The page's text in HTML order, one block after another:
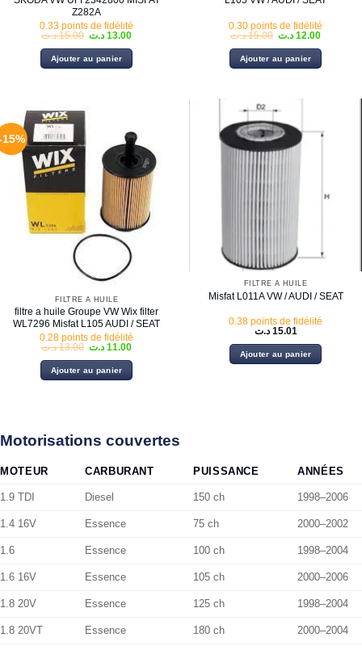
Z282A
0.33 points de fidélité
15.00 د.ت
Le
initial
était :
13.00 د.ت
Le
actuel
est :
Ajouter au panier
0.30 points de fidélité
15.00 د.ت
Le
initial
était :
12.00 د.ت
Le
actuel
est :
Ajouter au panier
FILTRE À HUILE
filtre a huile Groupe VW Wix filter
WL7296 Misfat L105 AUDI / SEAT
0.28 points de fidélité
13.00 د.ت
Le
initial
était :
11.00 د.ت
Le
actuel
est :
Ajouter au panier
FILTRE À HUILE
Misfat L011A VW / AUDI / SEAT
0.38 points de fidélité
15.01 د.ت
Ajouter au panier
Motorisations couvertes
MOTEUR CARBURANT PUISSANCE ANNÉES
1.9 TDI Diesel 150 ch 1998–2006
1.4 16V Essence 75 ch 2000–2002
1.6 Essence 100 ch 1998–2004
1.6 16V Essence 105 ch 2000–2006
1.8 20V Essence 125 ch 1998–2004
1.8 20VT Essence 180 ch 2000–2004